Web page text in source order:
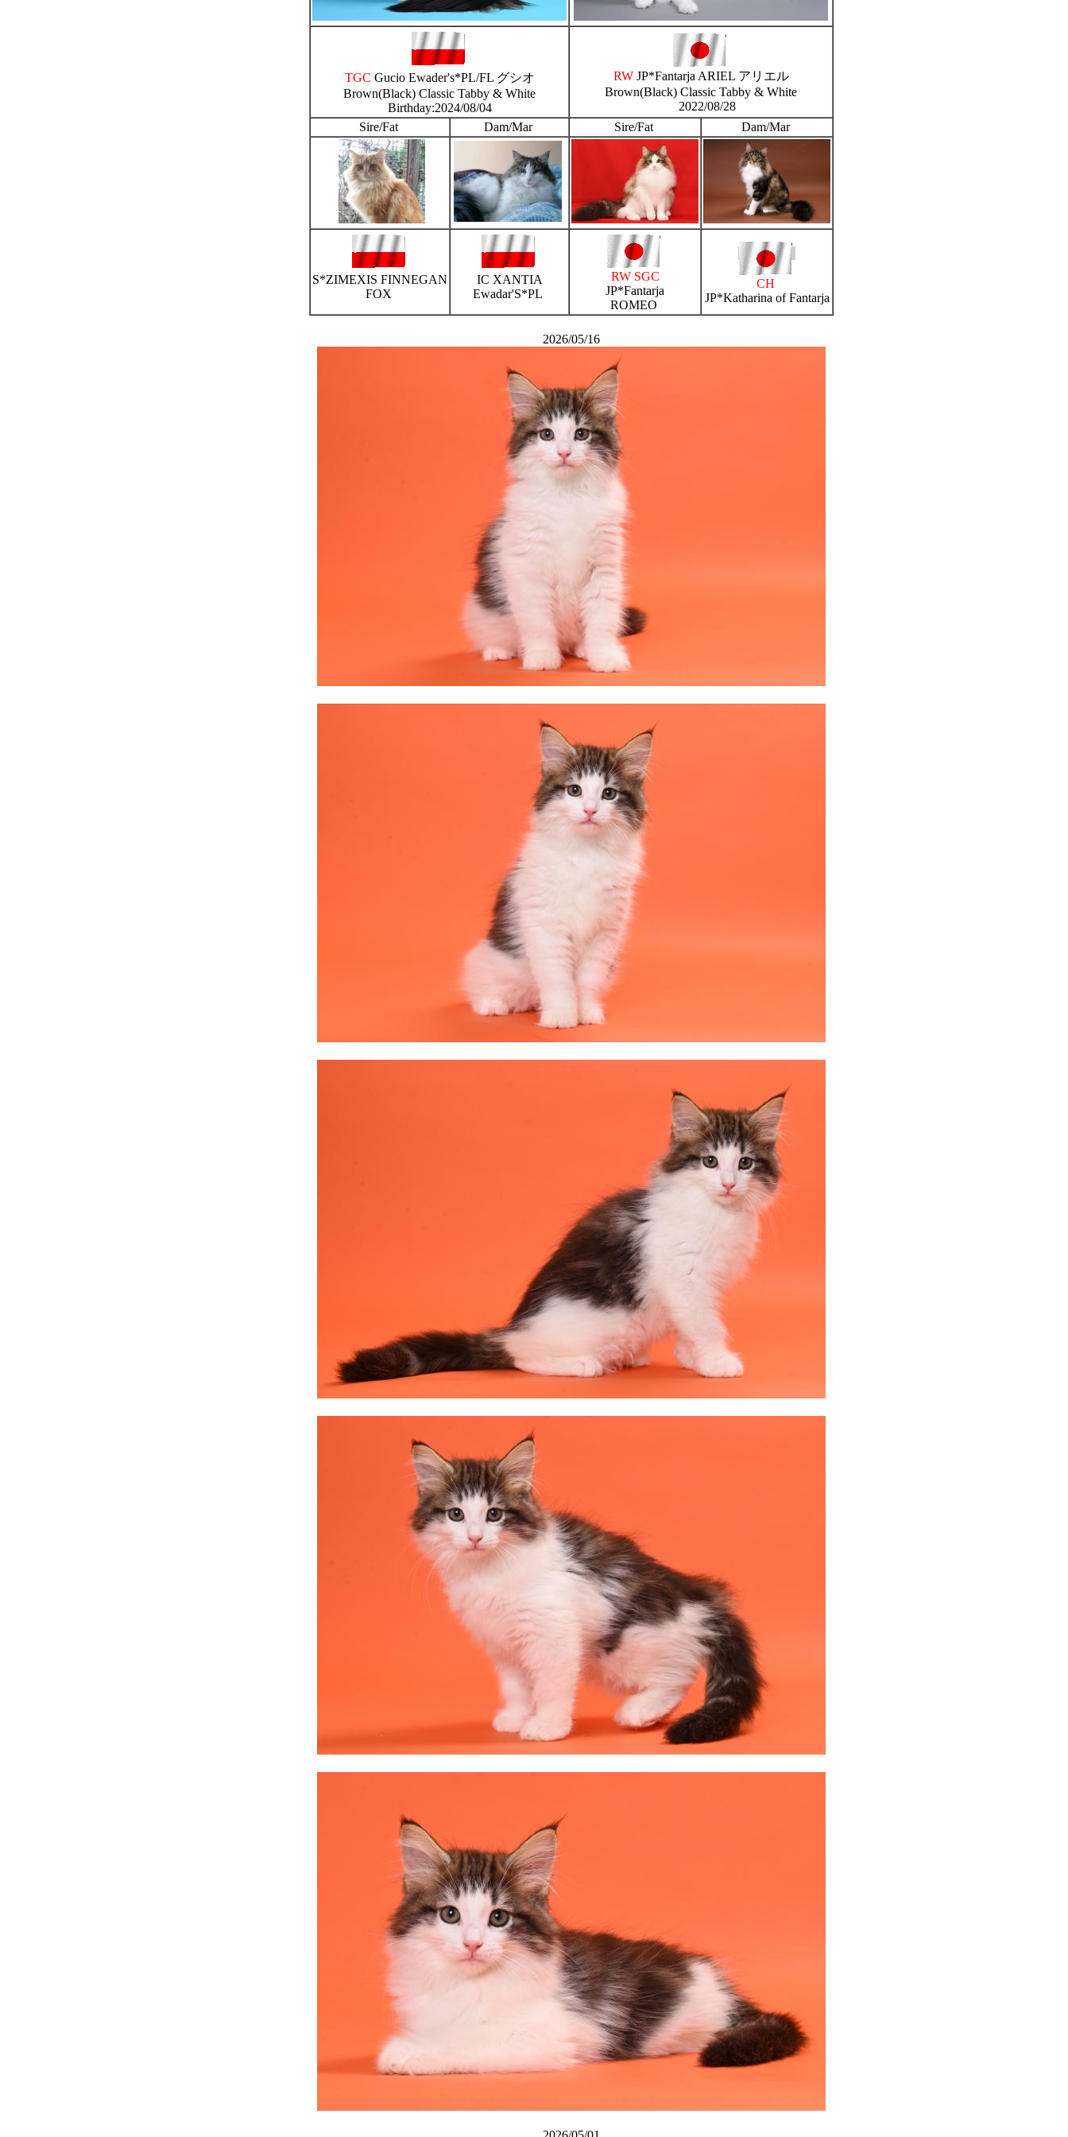
TGC Gucio Ewader's*PL/FL グシオ
Brown(Black) Classic Tabby & White
Birthday:2024/08/04
RWJP*Fantarja ARIEL アリエル
Brown(Black) Classic Tabby & White
2022/08/28
Sire/Fat
Dam/Mar Sire/Fat Dam/Mar
S*ZIMEXIS FINNEGAN
FOX
IC XANTIA
Ewadar'S*PL
RW SGC
JP*Fantarja
ROMEO
CH
JP*Katharina of Fantarja
2026/05/16